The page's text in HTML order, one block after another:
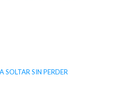
SOLTAR SIN PERDER